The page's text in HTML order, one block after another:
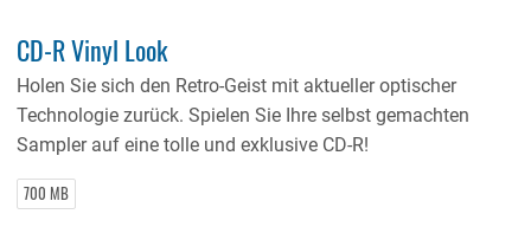
CD-R Vinyl Look
Holen Sie sich den Retro-Geist mit aktueller optischer
Technologie zurück. Spielen Sie Ihre selbst gemachten
Sampler auf eine tolle und exklusive CD-R!
700 MB